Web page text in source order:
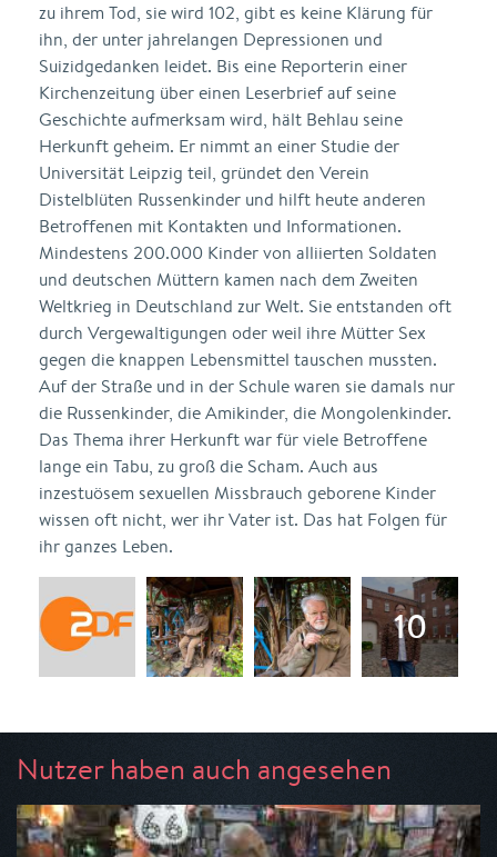
zu ihrem Tod, sie wird 102, gibt es keine Klärung für
ihn, der unter jahrelangen Depressionen und
Suizidgedanken leidet. Bis eine Reporterin einer
Kirchenzeitung über einen Leserbrief auf seine
Geschichte aufmerksam wird, hält Behlau seine
Herkunft geheim. Er nimmt an einer Studie der
Universität Leipzig teil, gründet den Verein
Distelblüten Russenkinder und hilft heute anderen
Betroffenen mit Kontakten und Informationen.
Mindestens 200.000 Kinder von alliierten Soldaten
und deutschen Müttern kamen nach dem Zweiten
Weltkrieg in Deutschland zur Welt. Sie entstanden oft
durch Vergewaltigungen oder weil ihre Mütter Sex
gegen die knappen Lebensmittel tauschen mussten.
Auf der Straße und in der Schule waren sie damals nur
die Russenkinder, die Amikinder, die Mongolenkinder.
Das Thema ihrer Herkunft war für viele Betroffene
lange ein Tabu, zu groß die Scham. Auch aus
inzestuösem sexuellen Missbrauch geborene Kinder
wissen oft nicht, wer ihr Vater ist. Das hat Folgen für
ihr ganzes Leben.
Nutzer haben auch angesehen